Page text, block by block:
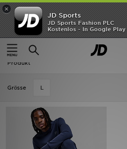
×
JD Sports
JD Sports Fashion PLC
Kostenlos - In Google Play
Startseite
Herren Herrenbekleidung
Herren - Reprimo Sweatshirts
Produkt
Grӧsse L
Startseite
ANGEBOTE
Marken
Damen